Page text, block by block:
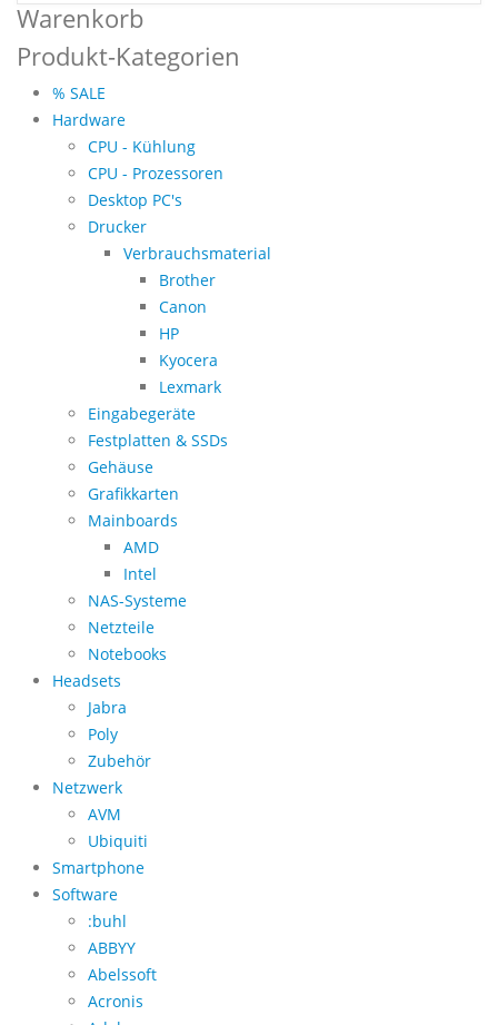
Warenkorb
Produkt-Kategorien
% SALE
Hardware
CPU - Kühlung
CPU - Prozessoren
Desktop PC's
Drucker
Verbrauchsmaterial
Brother
Canon
HP
Kyocera
Lexmark
Eingabegeräte
Festplatten & SSDs
Gehäuse
Grafikkarten
Mainboards
AMD
Intel
NAS-Systeme
Netzteile
Notebooks
Headsets
Jabra
Poly
Zubehör
Netzwerk
AVM
Ubiquiti
Smartphone
Software
:buhl
ABBYY
Abelssoft
Acronis